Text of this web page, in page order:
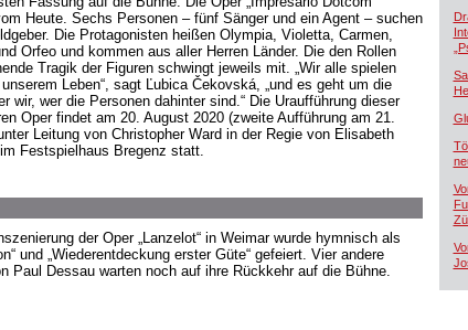
Heute. Sechs Personen – fünf Sänger und ein Agent – suchen
Die Protagonisten heißen Olympia, Violetta, Carmen,
Orfeo und kommen aus aller Herren Länder. Die den Rollen
Tragik der Figuren schwingt jeweils mit. „Wir alle spielen
Leben“, sagt Ľubica Čekovská, „und es geht um die
wir, wer die Personen dahinter sind.“ Die Uraufführung dieser
Oper findet am 20. August 2020 (zweite Aufführung am 21.
Leitung von Christopher Ward in der Regie von Elisabeth
Festspielhaus Bregenz statt.
der Oper „Lanzelot“ in Weimar wurde hymnisch als
und „Wiederentdeckung erster Güte“ gefeiert. Vier andere
Paul Dessau warten noch auf ihre Rückkehr auf die Bühne.